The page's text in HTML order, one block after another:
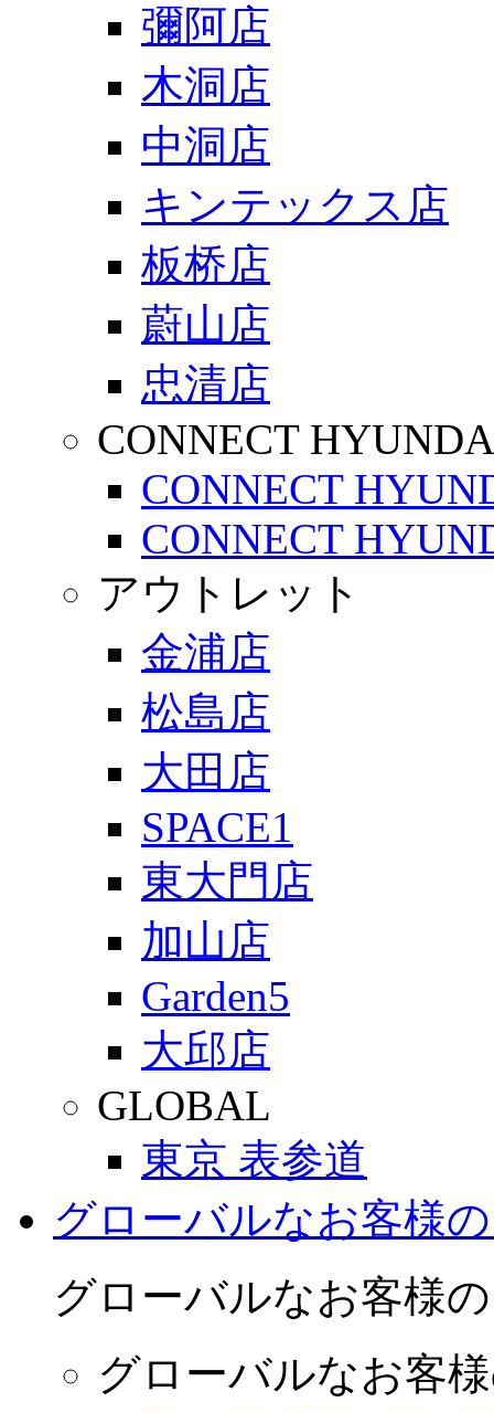
彌阿店
木洞店
中洞店
キンテックス店
板桥店
蔚山店
忠清店
CONNECT
CONNECT
CONNECT
アウトレット
金浦店
松島店
大田店
SPACE1
東大門店
加山店
Garden5
大邱店
GLOBAL
東京 表参道
グローバルなお客様
グローバルなお客様
グローバルなお客